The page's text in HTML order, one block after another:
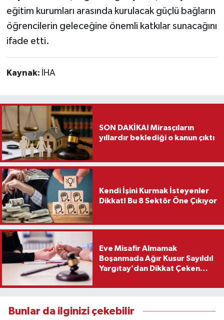
eğitim kurumları arasında kurulacak güçlü bağların
öğrencilerin geleceğine önemli katkılar sunacağını
ifade etti.
Kaynak: İHA
SON DAKİKA! Mirasçıların
yıllardır beklediği o kanun çıktı
Kendi İşini Kurmak İsteyenler
Dikkat! Bu 8 Sektör Öne Çıkıyor
Eve Misafir Almamak
Boşanmada Ağır Kusur Sayıldı!
Yargıtay’dan Dikkat Çeken
Bunlar da ilginizi çekebilir